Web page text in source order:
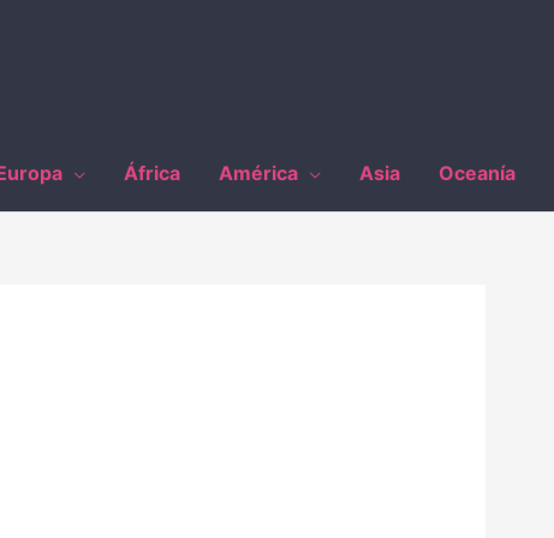
África América Asia Oceanía